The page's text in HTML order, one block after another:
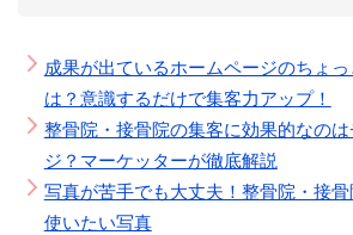
成果が出ているホームページのちょ
は？意識するだけで集客力アップ！
整骨院・接骨院の集客に効果的なの
ジ？マーケッターが徹底解説
写真が苦手でも大丈夫！整骨院・接
使いたい写真